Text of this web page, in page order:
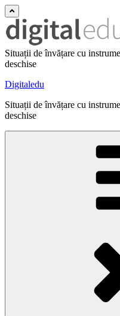
Situații de învățare cu
deschise
Digitaledu
Situații de învățare cu
deschise